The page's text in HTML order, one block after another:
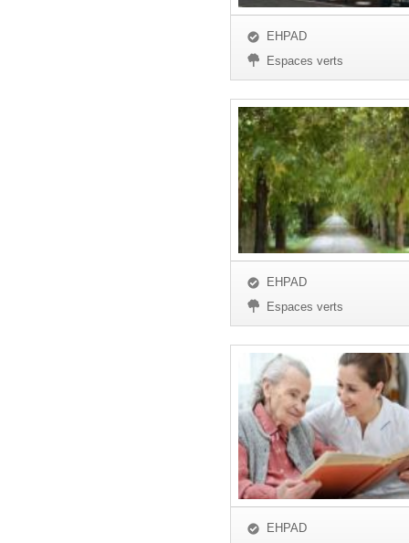
EHPAD
Espaces verts
EHPAD
Espaces verts
EHPAD